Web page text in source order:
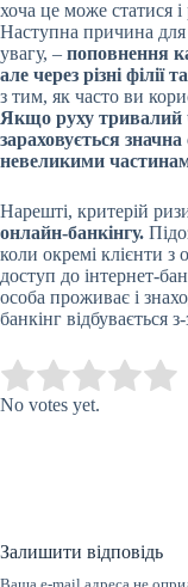
хоча це може статися
Наступна причина
увагу, – поповнення
але через різні філії
з тим, як часто ви
Якщо руху тривалий
зараховується
невеликими
Нарешті, критерій
онлайн-банкінгу.
коли окремі клієнти
доступ до інтернет-
особа проживає і
банкінг відбувається
Rate this item:
No votes yet.
Залишити відповідь